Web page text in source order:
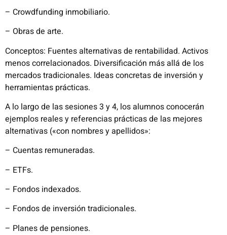
– Crowdfunding inmobiliario.
– Obras de arte.
Conceptos: Fuentes alternativas de rentabilidad. Activos
menos correlacionados. Diversificación más allá de los
mercados tradicionales. Ideas concretas de inversión y
herramientas prácticas.
A lo largo de las sesiones 3 y 4, los alumnos conocerán
ejemplos reales y referencias prácticas de las mejores
alternativas («con nombres y apellidos»:
– Cuentas remuneradas.
– ETFs.
– Fondos indexados.
– Fondos de inversión tradicionales.
– Planes de pensiones.